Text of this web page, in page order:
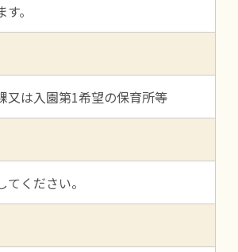
。
又は入園第1希望の保育所等
ください。